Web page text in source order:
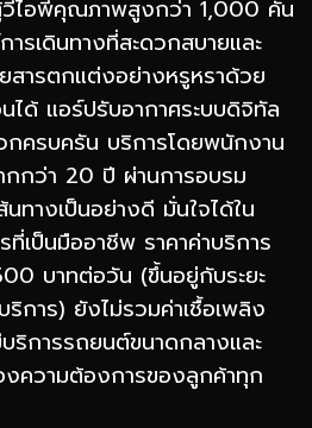
วีไอพีคุณภาพสูงกว่า 1,000 คัน
รเดินทางที่สะดวกสบายและ
สารตกแต่งอย่างหรูหราด้วย
ได้ แอร์ปรับอากาศระบบดิจิทัล
กครบครัน บริการโดยพนักงาน
กว่า 20 ปี ผ่านการอบรม
ทางเป็นอย่างดี มั่นใจได้ใน
เป็นมืออาชีพ ราคาค่าบริการ
บาทต่อวัน (ขึ้นอยู่กับระยะ
ริการ) ยังไม่รวมค่าเชื้อเพลิง
การรถยนต์ขนาดกลางและ
ความต้องการของลูกค้าทุก